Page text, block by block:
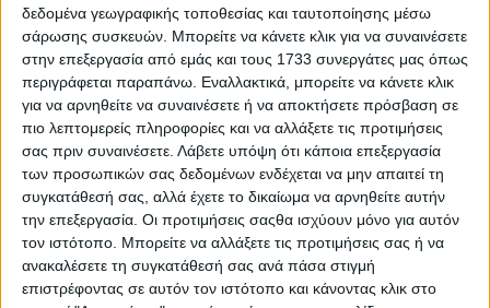
δεδομένα γεωγραφικής τοποθεσίας και ταυτοποίησης μέσω
σάρωσης συσκευών. Μπορείτε να κάνετε κλικ για να συναινέσετε
στην επεξεργασία από εμάς και τους 1733 συνεργάτες μας όπως
περιγράφεται παραπάνω. Εναλλακτικά, μπορείτε να κάνετε κλικ
για να αρνηθείτε να συναινέσετε ή να αποκτήσετε πρόσβαση σε
πιο λεπτομερείς πληροφορίες και να αλλάξετε τις προτιμήσεις
σας πριν συναινέσετε. Λάβετε υπόψη ότι κάποια επεξεργασία
των προσωπικών σας δεδομένων ενδέχεται να μην απαιτεί τη
συγκατάθεσή σας, αλλά έχετε το δικαίωμα να αρνηθείτε αυτήν
την επεξεργασία. Οι προτιμήσεις σαςθα ισχύουν μόνο για αυτόν
τον ιστότοπο. Μπορείτε να αλλάξετε τις προτιμήσεις σας ή να
ανακαλέσετε τη συγκατάθεσή σας ανά πάσα στιγμή
επιστρέφοντας σε αυτόν τον ιστότοπο και κάνοντας κλικ στο
Δε βρέθηκαν αγγελίες σύμφωνα με τα
κριτήρια αναζήτησής σας.
Δοκιμάστε να καθαρίσετε όλα τα υπάρχοντα φίλτρα
αναζήτησης.